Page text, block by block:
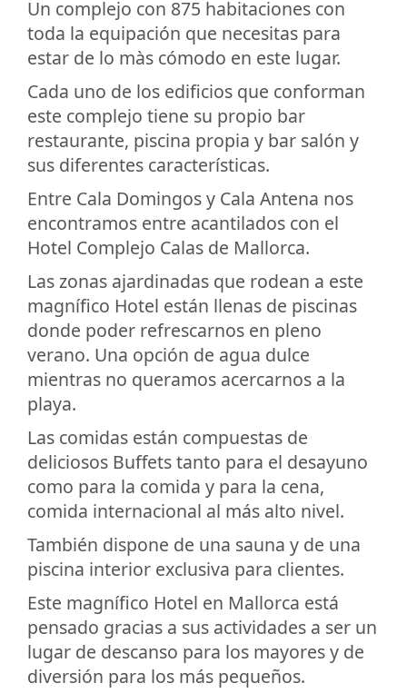
Un complejo con 875 habitaciones con
toda la equipación que necesitas para
estar de lo màs cómodo en este lugar.
Cada uno de los edificios que conforman
este complejo tiene su propio bar
restaurante, piscina propia y bar salón y
sus diferentes características.
Entre Cala Domingos y Cala Antena nos
encontramos entre acantilados con el
Hotel Complejo Calas de Mallorca.
Las zonas ajardinadas que rodean a este
magnífico Hotel están llenas de piscinas
donde poder refrescarnos en pleno
verano. Una opción de agua dulce
mientras no queramos acercarnos a la
playa.
Las comidas están compuestas de
deliciosos Buffets tanto para el desayuno
como para la comida y para la cena,
comida internacional al más alto nivel.
También dispone de una sauna y de una
piscina interior exclusiva para clientes.
Este magnífico Hotel en Mallorca está
pensado gracias a sus actividades a ser un
lugar de descanso para los mayores y de
diversión para los más pequeños.